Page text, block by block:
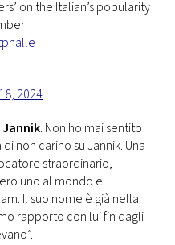
on the Italian’s popularity
2024
. Non ho mai sentito
non carino su Jannik. Una
straordinario,
uno al mondo e
Il suo nome è già nella
rapporto con lui fin dagli